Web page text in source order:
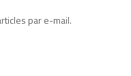
par e-mail.